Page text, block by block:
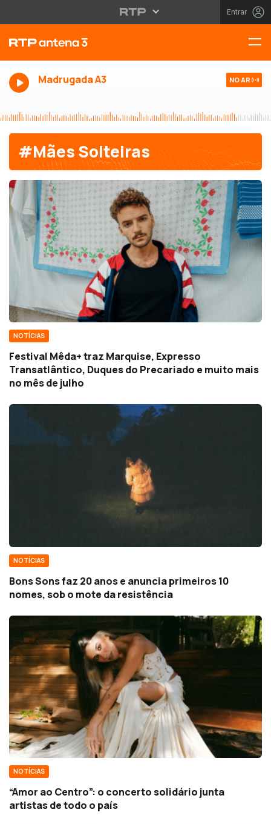
Entrar
Madrugada A3 NO AR
#Mães Solteiras
NOTÍCIAS
Festival Mêda+ traz Marquise, Expresso
Transatlântico, Duques do Precariado e muito mais
no mês de julho
NOTÍCIAS
Bons Sons faz 20 anos e anuncia primeiros 10
nomes, sob o mote da resistência
NOTÍCIAS
“Amor ao Centro”: o concerto solidário junta
artistas de todo o país